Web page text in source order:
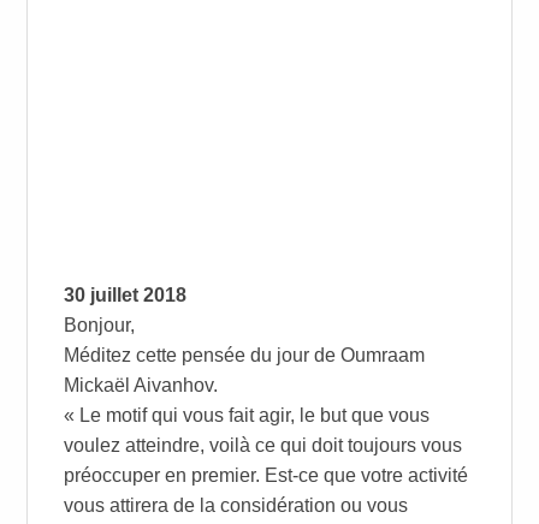
30 juillet 2018
Bonjour,
Méditez cette pensée du jour de Oumraam
Mickaël Aivanhov.
« Le motif qui vous fait agir, le but que vous
voulez atteindre, voilà ce qui doit toujours vous
préoccuper en premier. Est-ce que votre activité
vous attirera de la considération ou vous